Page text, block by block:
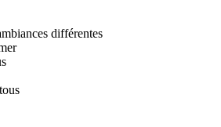
différentes